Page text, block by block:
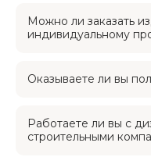
Можно ли заказать
индивидуальному
Оказываете ли вы
Работаете ли вы с
строительными